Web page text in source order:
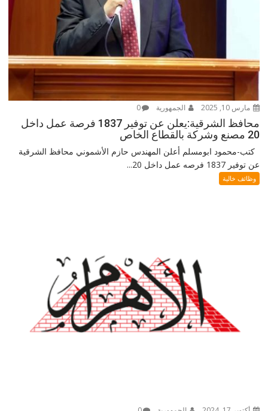
مارس 10, 2025 الجمهورية 0
محافظ الشرقية:يعلن عن توفير 1837 فرصة عمل داخل
20 مصنع وشركة بالقطاع الخاص
كتب-محمود ابومسلم أعلن المهندس حازم الأشموني محافظ الشرقية
عن توفير 1837 فرصه عمل داخل 20...
وظائف خالية